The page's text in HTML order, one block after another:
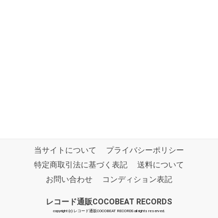
当サイトについて
プライバシーポリシー
特定商取引法に基づく表記
送料について
お問い合わせ
コンディション表記
レコード通販COCOBEAT RECORDS
copyright (c) レコード通販COCOBEAT RECORDS all rights reserved.